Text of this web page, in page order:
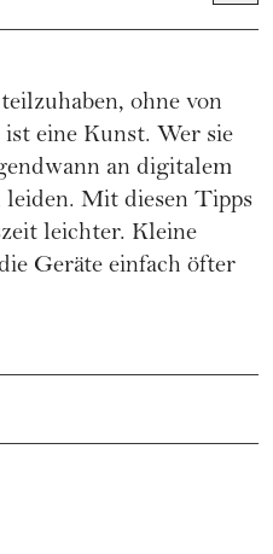
ohne von
eine Kunst. Wer sie
an digitalem
leiden. Mit diesen Tipps
leichter. Kleine
Geräte einfach öfter